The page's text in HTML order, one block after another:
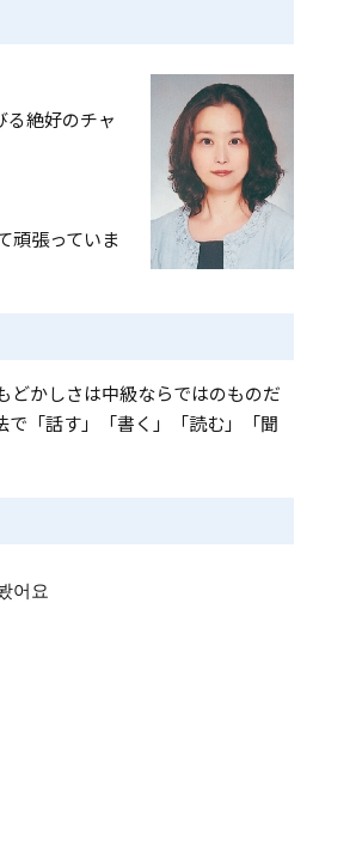
る絶好のチャ
頑張っていま
どかしさは中級ならではのものだ
「話す」「書く」「読む」「聞
어요